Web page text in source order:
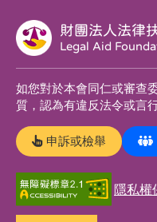
財團法人法律
Legal Aid
如您對於本會同仁或審查
質，認為有違反法令或言
申訴或檢舉
隱私權